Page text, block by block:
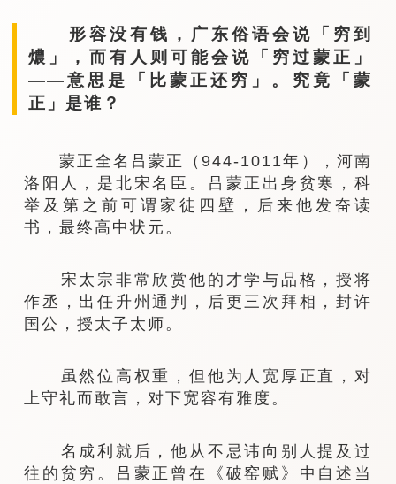
形容没有钱，广东俗语会说「穷到
燶」，而有人则可能会说「穷过蒙正」
——意思是「比蒙正还穷」。究竟「蒙
正」是谁？
蒙正全名吕蒙正（944-1011年），河南
洛阳人，是北宋名臣。吕蒙正出身贫寒，科
举及第之前可谓家徒四壁，后来他发奋读
书，最终高中状元。
宋太宗非常欣赏他的才学与品格，授将
作丞，出任升州通判，后更三次拜相，封许
国公，授太子太师。
虽然位高权重，但他为人宽厚正直，对
上守礼而敢言，对下宽容有雅度。
名成利就后，他从不忌讳向别人提及过
往的贫穷。吕蒙正曾在《破窑赋》中自述当